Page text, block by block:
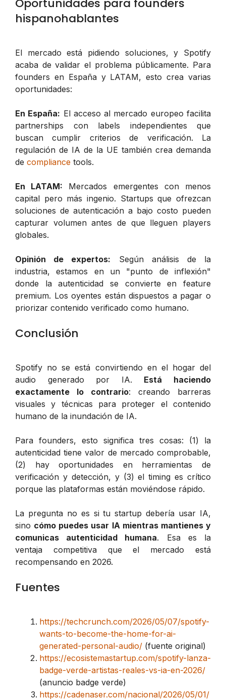
hispanohablantes
El mercado está pidiendo soluciones, y Spotify
acaba de validar el problema públicamente. Para
founders en España y LATAM, esto crea varias
oportunidades:
En España: El acceso al mercado europeo facilita
partnerships con labels independientes que
buscan cumplir criterios de verificación. La
regulación de IA de la UE también crea demanda
de compliance tools.
En LATAM: Mercados emergentes con menos
capital pero más ingenio. Startups que ofrezcan
soluciones de autenticación a bajo costo pueden
capturar volumen antes de que lleguen players
globales.
Opinión de expertos: Según análisis de la
industria, estamos en un "punto de inflexión"
donde la autenticidad se convierte en feature
premium. Los oyentes están dispuestos a pagar o
priorizar contenido verificado como humano.
Conclusión
Spotify no se está convirtiendo en el hogar del
audio generado por IA. Está haciendo
exactamente lo contrario: creando barreras
visuales y técnicas para proteger el contenido
humano de la inundación de IA.
Para founders, esto significa tres cosas: (1) la
autenticidad tiene valor de mercado comprobable,
(2) hay oportunidades en herramientas de
verificación y detección, y (3) el timing es crítico
porque las plataformas están moviéndose rápido.
La pregunta no es si tu startup debería usar IA,
sino cómo puedes usar IA mientras mantienes y
comunicas autenticidad humana. Esa es la
ventaja competitiva que el mercado está
recompensando en 2026.
Fuentes
https://techcrunch.com/2026/05/07/spotify-
wants-to-become-the-home-for-ai-
generated-personal-audio/ (fuente original)
https://ecosistemastartup.com/spotify-lanza-
badge-verde-artistas-reales-vs-ia-en-2026/
(anuncio badge verde)
https://cadenaser.com/nacional/2026/05/01/